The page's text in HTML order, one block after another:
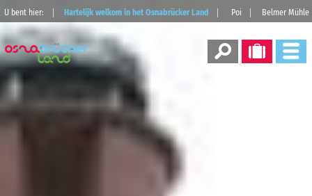
U bent hier: Hartelijk welkom in het Osnabrücker Land Poi Belmer Mühle